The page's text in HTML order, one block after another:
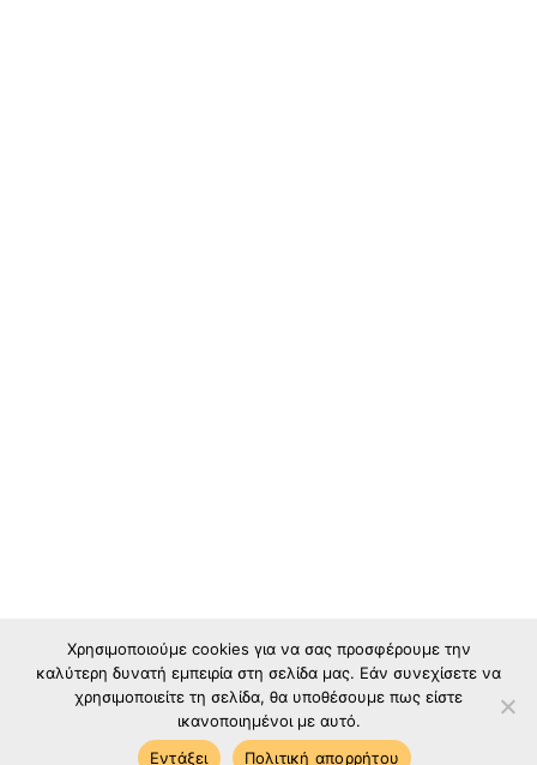
Χρησιμοποιούμε cookies για να σας προσφέρουμε την
καλύτερη δυνατή εμπειρία στη σελίδα μας. Εάν συνεχίσετε να
χρησιμοποιείτε τη σελίδα, θα υποθέσουμε πως είστε
ικανοποιημένοι με αυτό.
Εντάξει
Πολιτική απορρήτου